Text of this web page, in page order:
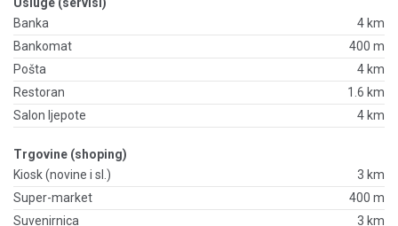
Banka
4 km
Bankomat
400 m
Pošta
4 km
Restoran
1.6 km
Salon ljepote
4 km
Trgovine (shoping)
Kiosk (novine i sl.)
3 km
Super-market
400 m
Suvenirnica
3 km